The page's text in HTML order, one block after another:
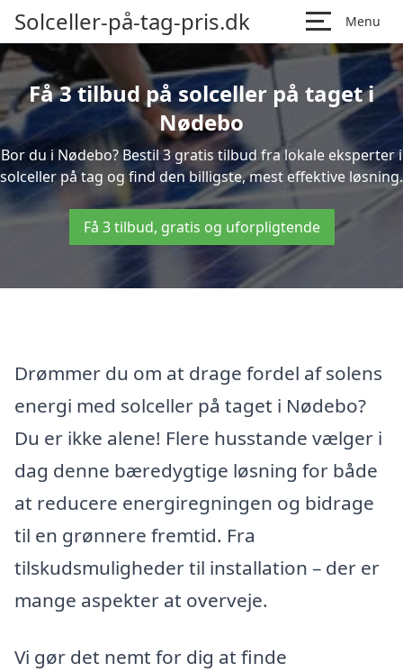
Solceller-på-tag-pris.dk Menu
Få 3 tilbud på solceller på taget i
Nødebo
Bor du i Nødebo? Bestil 3 gratis tilbud fra lokale eksperter i
solceller på tag og find den billigste, mest effektive løsning.
Få 3 tilbud, gratis og uforpligtende
Drømmer du om at drage fordel af solens
energi med solceller på taget i Nødebo?
Du er ikke alene! Flere husstande vælger i
dag denne bæredygtige løsning for både
at reducere energiregningen og bidrage
til en grønnere fremtid. Fra
tilskudsmuligheder til installation – der er
mange aspekter at overveje.
Vi gør det nemt for dig at finde